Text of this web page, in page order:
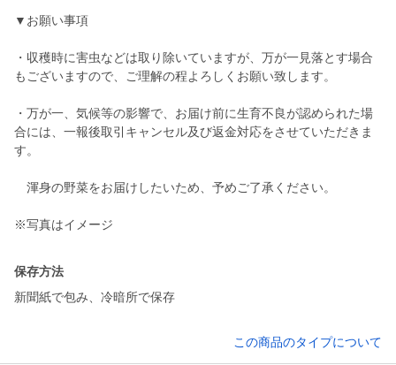
▼お願い事項
・収穫時に害虫などは取り除いていますが、万が一見落とす場合
もございますので、ご理解の程よろしくお願い致します。
・万が一、気候等の影響で、お届け前に生育不良が認められた場
合には、一報後取引キャンセル及び返金対応をさせていただきま
す。
渾身の野菜をお届けしたいため、予めご了承ください。
※写真はイメージ
保存方法
新聞紙で包み、冷暗所で保存
この商品のタイプについて